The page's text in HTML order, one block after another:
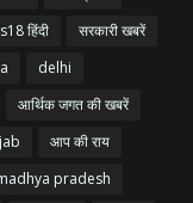
हिंदी
सरकारी खबरें
delhi
आर्थिक जगत की खबरें
आप की राय
pradesh